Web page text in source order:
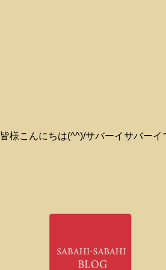
皆様こんにちは(^^)/サバーイサバーイ